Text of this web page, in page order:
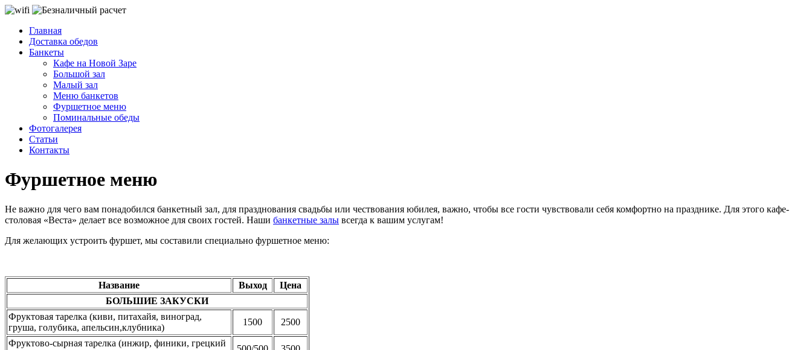
Главная
Доставка обедов
Банкеты
Кафе на Новой Заре
Большой зал
Малый зал
Меню банкетов
Фуршетное меню
Поминальные обеды
Фотогалерея
Статьи
Контакты
Фуршетное меню
Не важно для чего вам понадобился банкетный зал, для празднования свадьбы или чествования юбилея, важно, чтобы все гости чувствовали себя комфортно на празднике. Для этого кафе-
столовая «Веста» делает все возможное для своих гостей. Наши банкетные залы всегда к вашим услугам!
Для желающих устроить фуршет, мы составили специально фуршетное меню:
Название Выход
Цена
БОЛЬШИЕ ЗАКУСКИ
Фруктовая тарелка (киви, питахайя, виноград,
груша, голубика, апельсин,клубника)
1500 2500
Фруктово-сырная тарелка (инжир, финики, грецкий